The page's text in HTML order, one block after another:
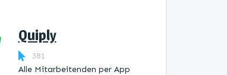
Quiply
381
Alle Mitarbeitenden per App